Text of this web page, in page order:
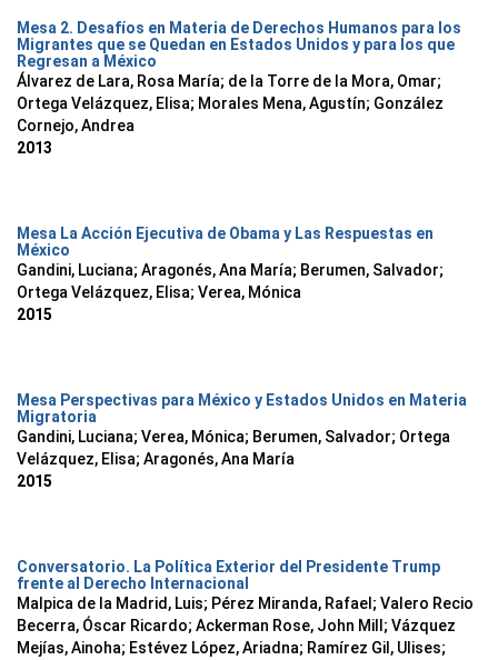
Mesa 2. Desafíos en Materia de Derechos Humanos para los
Migrantes que se Quedan en Estados Unidos y para los que
Regresan a México
Álvarez de Lara, Rosa María; de la Torre de la Mora, Omar;
Ortega Velázquez, Elisa; Morales Mena, Agustín; González
Cornejo, Andrea
2013
Mesa La Acción Ejecutiva de Obama y Las Respuestas en
México
Gandini, Luciana; Aragonés, Ana María; Berumen, Salvador;
Ortega Velázquez, Elisa; Verea, Mónica
2015
Mesa Perspectivas para México y Estados Unidos en Materia
Migratoria
Gandini, Luciana; Verea, Mónica; Berumen, Salvador; Ortega
Velázquez, Elisa; Aragonés, Ana María
2015
Conversatorio. La Política Exterior del Presidente Trump
frente al Derecho Internacional
Malpica de la Madrid, Luis; Pérez Miranda, Rafael ; Valero Recio
Becerra, Óscar Ricardo; Ackerman Rose, John Mill ; Vázquez
Mejías, Ainoha; Estévez López, Ariadna; Ramírez Gil, Ulises;